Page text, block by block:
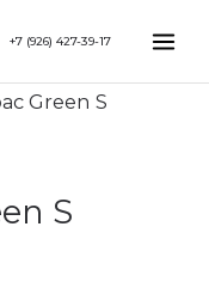
+7 (926) 427-39-17
Green S
S